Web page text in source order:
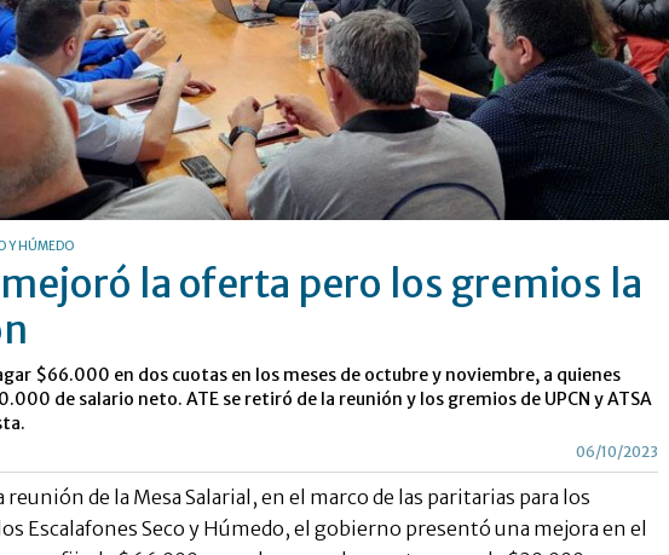
Y HÚMEDO
la oferta pero los gremios la
$66.000 en dos cuotas en los meses de octubre y noviembre, a quienes
de salario neto. ATE se retiró de la reunión y los gremios de UPCN y ATSA
06/10/2023
reunión de la Mesa Salarial, en el marco de las paritarias para los
Escalafones Seco y Húmedo, el gobierno presentó una mejora en el